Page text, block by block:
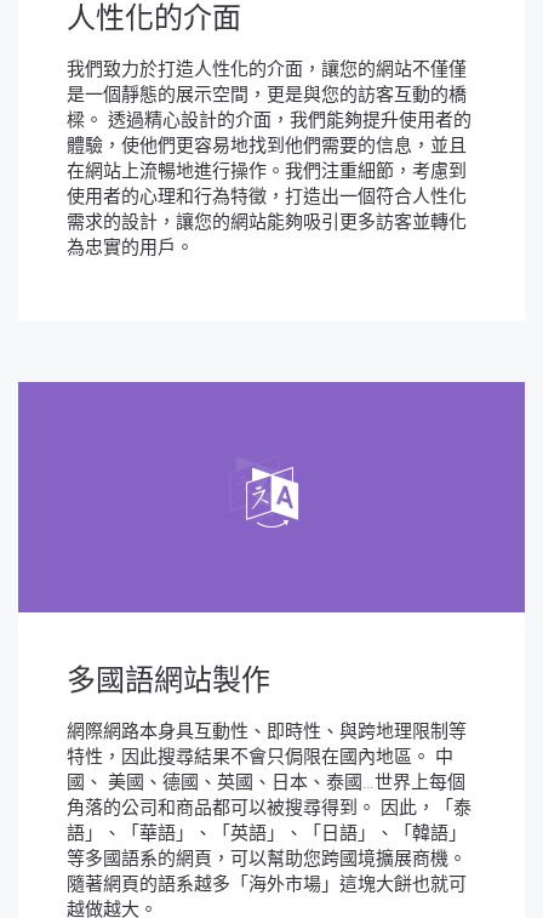
人性化的介面
我們致力於打造人性化的介面，讓您的網站不僅僅
是一個靜態的展示空間，更是與您的訪客互動的橋
樑。 透過精心設計的介面，我們能夠提升使用者的
體驗，使他們更容易地找到他們需要的信息，並且
在網站上流暢地進行操作。我們注重細節，考慮到
使用者的心理和行為特徵，打造出一個符合人性化
需求的設計，讓您的網站能夠吸引更多訪客並轉化
為忠實的用戶。
多國語網站製作
網際網路本身具互動性、即時性、與跨地理限制等
特性，因此搜尋結果不會只侷限在國內地區。 中
國、 美國、德國、英國、日本、泰國…世界上每個
角落的公司和商品都可以被搜尋得到。 因此，「泰
語」、「華語」、「英語」、「日語」、「韓語」
等多國語系的網頁，可以幫助您跨國境擴展商機。
隨著網頁的語系越多「海外市場」這塊大餅也就可
越做越大。